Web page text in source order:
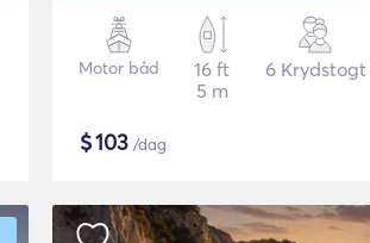
Motor båd
16 ft
5 m
6 Krydstogt
$103 /dag